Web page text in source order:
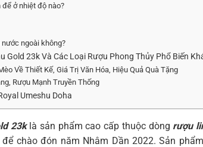
để ở nhiệt độ nào?
ngoài không?
Gold 23k Và Các Loại Rượu Phong Thủy Phổ Biến
Về Thiết Kế, Giá Trị Văn Hóa, Hiệu Quả Quà Tặng
Rượu Mạnh Truyền Thống
Umeshu Doha
23klà sản phẩm cao cấp thuộc dòng rượu
chào đón năm Nhâm Dần 2022. Sản